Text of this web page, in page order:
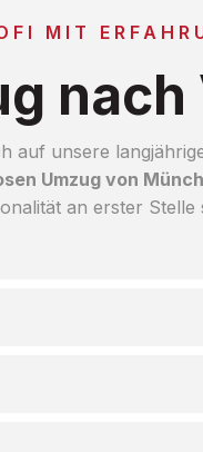
MIT
nach
auf unsere
Umzug von
an erster Stelle